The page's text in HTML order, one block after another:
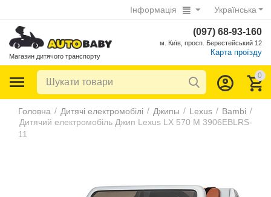
Українська
Інформація
Магазин дитячого транспорту
(097) 68-93-160
м. Київ, просп. Берестейський 12
Карта проїзду
0
Головна / Дитячі електромобілі / Джипы / Lexus / Bambi /
Дитячий електромобіль Джип Lexus LX 570 M 3906EBLRS-
11